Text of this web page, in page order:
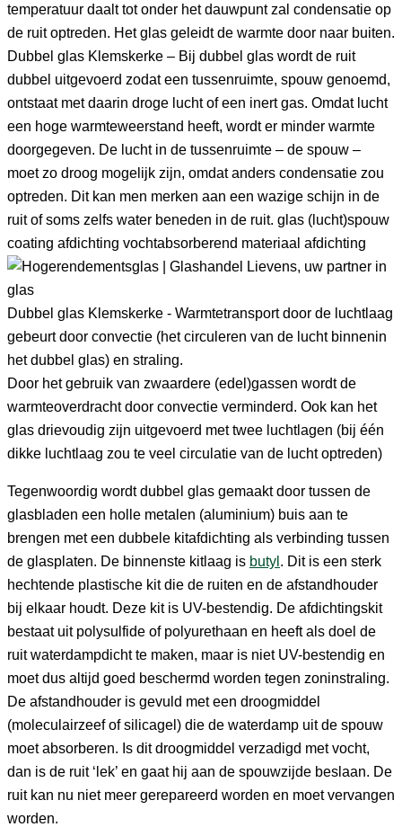
temperatuur daalt tot onder het dauwpunt zal condensatie op
de ruit optreden. Het glas geleidt de warmte door naar buiten.
Dubbel glas Klemskerke – Bij dubbel glas wordt de ruit
dubbel uitgevoerd zodat een tussenruimte, spouw genoemd,
ontstaat met daarin droge lucht of een inert gas. Omdat lucht
een hoge warmteweerstand heeft, wordt er minder warmte
doorgegeven. De lucht in de tussenruimte – de spouw –
moet zo droog mogelijk zijn, omdat anders condensatie zou
optreden. Dit kan men merken aan een wazige schijn in de
ruit of soms zelfs water beneden in de ruit. glas (lucht)spouw
coating afdichting vochtabsorberend materiaal afdichting
Dubbel glas Klemskerke - Warmtetransport door de luchtlaag
gebeurt door convectie (het circuleren van de lucht binnenin
het dubbel glas) en straling.
Door het gebruik van zwaardere (edel)gassen wordt de
warmteoverdracht door convectie verminderd. Ook kan het
glas drievoudig zijn uitgevoerd met twee luchtlagen (bij één
dikke luchtlaag zou te veel circulatie van de lucht optreden)
Tegenwoordig wordt dubbel glas gemaakt door tussen de
glasbladen een holle metalen (aluminium) buis aan te
brengen met een dubbele kitafdichting als verbinding tussen
de glasplaten. De binnenste kitlaag is butyl . Dit is een sterk
hechtende plastische kit die de ruiten en de afstandhouder
bij elkaar houdt. Deze kit is UV-bestendig. De afdichtingskit
bestaat uit polysulfide of polyurethaan en heeft als doel de
ruit waterdampdicht te maken, maar is niet UV-bestendig en
moet dus altijd goed beschermd worden tegen zoninstraling.
De afstandhouder is gevuld met een droogmiddel
(moleculairzeef of silicagel) die de waterdamp uit de spouw
moet absorberen. Is dit droogmiddel verzadigd met vocht,
dan is de ruit ‘lek’ en gaat hij aan de spouwzijde beslaan. De
ruit kan nu niet meer gerepareerd worden en moet vervangen
worden.